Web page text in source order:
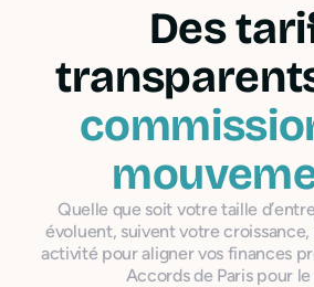
Des
Quelle que soit votre taille
évoluent, suivent votre croissance,
activité pour aligner vos finances
Accords de Paris pour